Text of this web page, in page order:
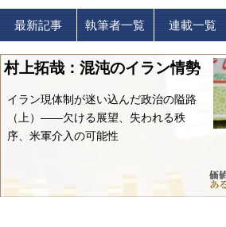
最新記事 執筆者一覧 連載一覧
村上拓哉：混沌のイラン情勢
イラン現体制が迷い込んだ政治の隘路
（上）――欠ける展望、失われる秩
序、米軍介入の可能性